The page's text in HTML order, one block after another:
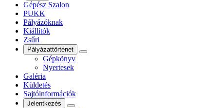
Gépész Szalon
PUKK
Pályázóknak
Kiállítók
Zsűri
Pályázattörténet
Gépkönyv
Nyertesek
Galéria
Küldetés
Sajtóinformációk
Jelentkezés